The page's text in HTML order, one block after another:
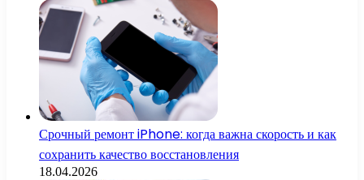
Срочный ремонт iPhone: когда важна скорость и как
сохранить качество восстановления
18.04.2026